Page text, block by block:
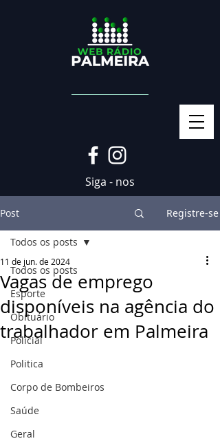
Siga - nos
Post Registre-se
Todos os posts
Esporte
Obituário
Policial
Politica
Corpo de Bombeiros
Saúde
Geral
Todos os posts
Vagas de emprego
disponíveis na agência do
trabalhador em Palmeira
11 de jun. de 2024